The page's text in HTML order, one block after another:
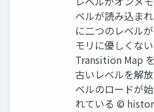
ベルが読み込ま
に二つのレベル
モリに優しくな
Transition Map
古いレベルを解
ベルのロードが
れている ©